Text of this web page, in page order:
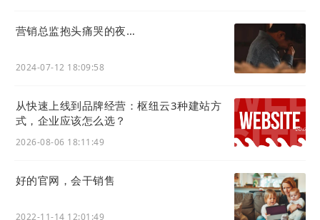
规划知识体系与创建分类架构
内容管理 -> 业务知识 -
> 分类，创建多级分类（如“产品知识/功能模块”），
2
AI辅助创建与编辑知识条目
在业务知识列表页点击“新建”。利用“AI润色”优化标
编辑器中完善细节，形成结构化的知识条目。
营销总监抱头痛哭的夜…
2024-07-12 18:09:58
从快速上线到品牌经营：枢纽云3种建站方
式，企业应该怎么选？
2026-08-06 18:11:49
好的官网，会干销售
2022-11-14 12:01:49